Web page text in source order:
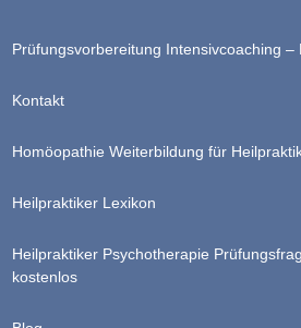
Prüfungsvorbereitung Intensivcoaching –
Kontakt
Homöopathie Weiterbildung für
Heilpraktiker Lexikon
Heilpraktiker Psychotherapie
kostenlos